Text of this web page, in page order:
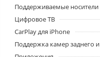
Поддерживаемые носители
Цифровое ТВ
CarPlay для iPhone
Поддержка камер заднего